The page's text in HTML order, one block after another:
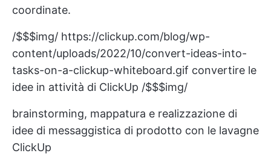
coordinate.
/$$$img/ https://clickup.com/blog/wp-
content/uploads/2022/10/convert-ideas-into-
tasks-on-a-clickup-whiteboard.gif convertire le
idee in attività di ClickUp /$$$img/
brainstorming, mappatura e realizzazione di
idee di messaggistica di prodotto con le lavagne
ClickUp